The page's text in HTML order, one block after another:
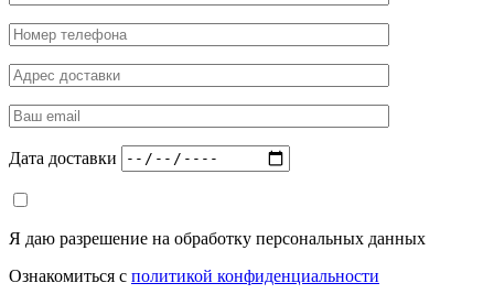
Дата доставки
Я даю разрешение на обработку персональных данных
Ознакомиться с политикой конфиденциальности